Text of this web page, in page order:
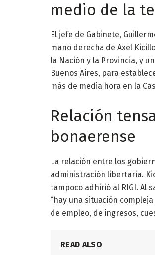
medio de la
El jefe de Gabinete,
mano derecha de Axel
la Nación y la Provincia, y
Buenos Aires, para
más de media hora en la
Relación
bonaerense
La relación entre los
administración libertaria.
tampoco adhirió al RIGI. Al
“hay una situación
de empleo, de ingresos,
READ ALSO